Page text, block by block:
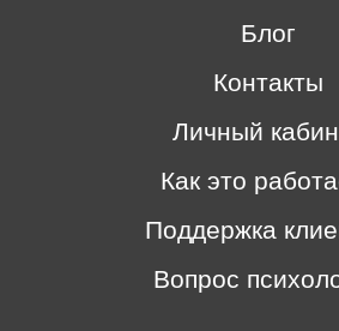
Блог
Контакты
Личный
Как это
Поддержка
Вопрос